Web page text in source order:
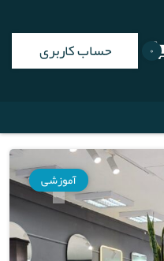
۰ حساب کاربری
آموزشی